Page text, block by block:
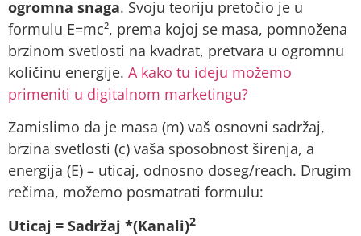
ogromna snaga. Svoju teoriju pretočio je u
formulu E=mc², prema kojoj se masa, pomnožena
brzinom svetlosti na kvadrat, pretvara u ogromnu
količinu energije. A kako tu ideju možemo
primeniti u digitalnom marketingu?
Zamislimo da je masa (m) vaš osnovni sadržaj,
brzina svetlosti (c) vaša sposobnost širenja, a
energija (E) – uticaj, odnosno doseg/reach. Drugim
rečima, možemo posmatrati formulu:
Uticaj = Sadržaj *(Kanali)2